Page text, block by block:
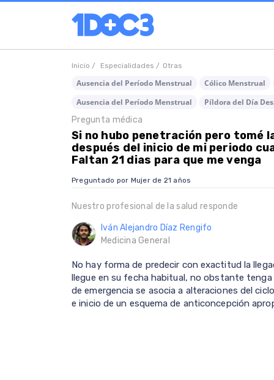
Inicio / Especialidades / Otras
Ausencia del Período Menstrual Cólico Menstrual
Ausencia del Período Menstrual
Píldora del Día
Pregunta médica
Si no hubo penetración pero tomé
después del inicio de mi periodo
Faltan 21 dias para que me venga
Preguntado por Mujer de 21 años
Nuestro profesional de la salud responde
Iván Alejandro Díaz Rengifo
Medicina General
No hay forma de predecir con exactitud la
llegue en su fecha habitual, no obstante
de emergencia se asocia a alteraciones del
e inicio de un esquema de anticoncepción